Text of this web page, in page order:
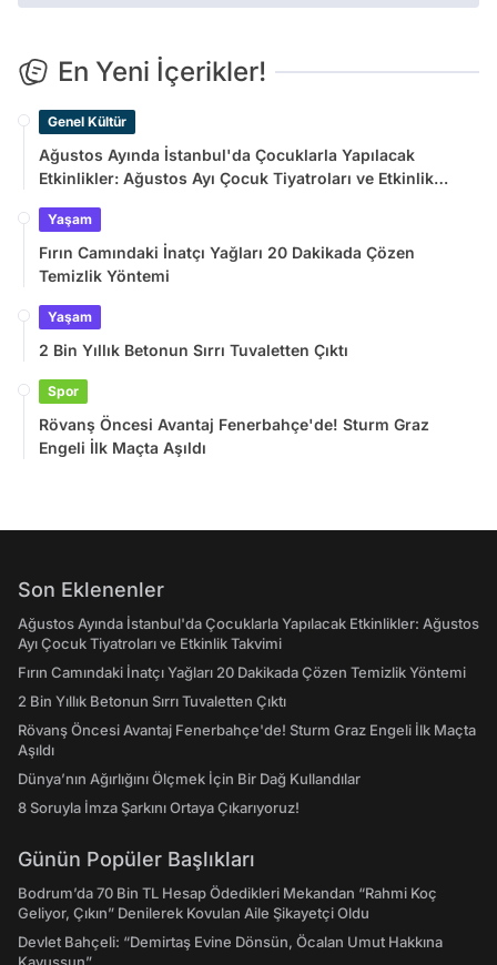
En Yeni İçerikler!
Genel Kültür
Ağustos Ayında İstanbul'da Çocuklarla Yapılacak
Etkinlikler: Ağustos Ayı Çocuk Tiyatroları ve Etkinlik
Yaşam
Fırın Camındaki İnatçı Yağları 20 Dakikada Çözen
Temizlik Yöntemi
Yaşam
2 Bin Yıllık Betonun Sırrı Tuvaletten Çıktı
Spor
Rövanş Öncesi Avantaj Fenerbahçe'de! Sturm Graz
Engeli İlk Maçta Aşıldı
Son Eklenenler
Ağustos Ayında İstanbul'da Çocuklarla Yapılacak Etkinlikler: Ağustos
Ayı Çocuk Tiyatroları ve Etkinlik Takvimi
Fırın Camındaki İnatçı Yağları 20 Dakikada Çözen Temizlik Yöntemi
2 Bin Yıllık Betonun Sırrı Tuvaletten Çıktı
Rövanş Öncesi Avantaj Fenerbahçe'de! Sturm Graz Engeli İlk Maçta
Aşıldı
Dünya’nın Ağırlığını Ölçmek İçin Bir Dağ Kullandılar
8 Soruyla İmza Şarkını Ortaya Çıkarıyoruz!
Günün Popüler Başlıkları
Bodrum’da 70 Bin TL Hesap Ödedikleri Mekandan “Rahmi Koç
Geliyor, Çıkın” Denilerek Kovulan Aile Şikayetçi Oldu
Devlet Bahçeli: “Demirtaş Evine Dönsün, Öcalan Umut Hakkına